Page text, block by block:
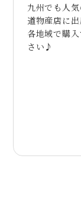
九州でも人
道物産店に出
各地域で購
さい♪